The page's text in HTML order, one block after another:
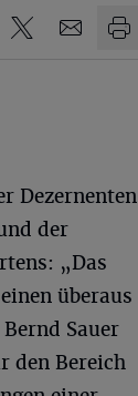
Dezernenten
der
„Das
überaus
Sauer
den Bereich